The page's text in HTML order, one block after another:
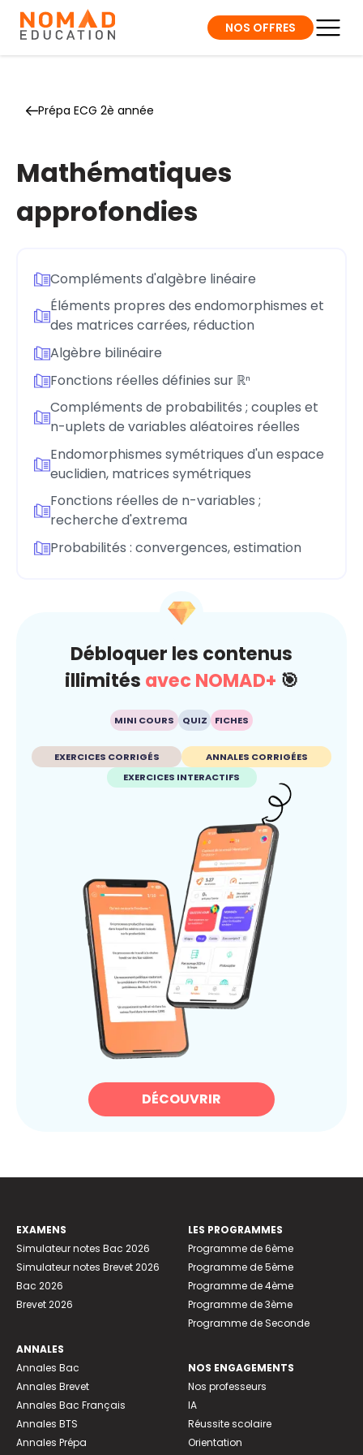
NOS OFFRES
Prépa ECG 2è année
Mathématiques
approfondies
Compléments d'algèbre linéaire
Éléments propres des endomorphismes et
des matrices carrées, réduction
Algèbre bilinéaire
Fonctions réelles définies sur ℝⁿ
Compléments de probabilités ; couples et
n-uplets de variables aléatoires réelles
Endomorphismes symétriques d'un espace
euclidien, matrices symétriques
Fonctions réelles de n-variables ;
recherche d'extrema
Probabilités : convergences, estimation
Débloquer les contenus
illimités avec NOMAD+ 🎯
MINI COURS QUIZ FICHES
EXERCICES CORRIGÉS
ANNALES CORRIGÉES
EXERCICES INTERACTIFS
DÉCOUVRIR
EXAMENS
Simulateur notes Bac 2026
Simulateur notes Brevet 2026
Bac 2026
Brevet 2026
ANNALES
Annales Bac
Annales Brevet
Annales Bac Français
Annales BTS
Annales Prépa
LES PROGRAMMES
Programme de 6ème
Programme de 5ème
Programme de 4ème
Programme de 3ème
Programme de Seconde
NOS ENGAGEMENTS
Nos professeurs
IA
Réussite scolaire
Orientation